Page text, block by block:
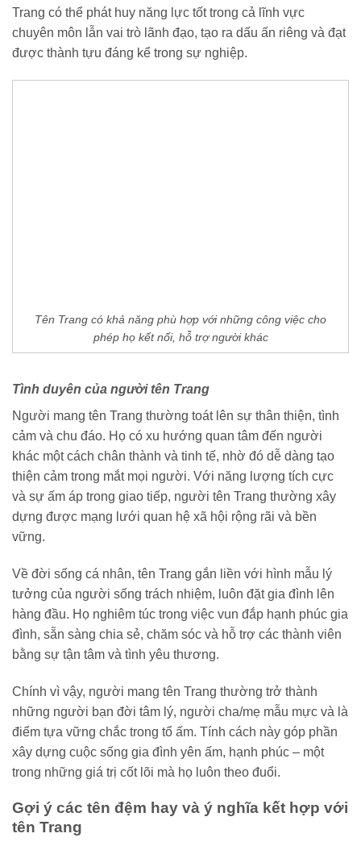
Trang có thể phát huy năng lực tốt trong cả lĩnh vực
chuyên môn lẫn vai trò lãnh đạo, tạo ra dấu ấn riêng và đạt
được thành tựu đáng kể trong sự nghiệp.
Tên Trang có khả năng phù hợp với những công việc cho
phép họ kết nối, hỗ trợ người khác
Tình duyên của người tên Trang
Người mang tên Trang thường toát lên sự thân thiện, tình
cảm và chu đáo. Họ có xu hướng quan tâm đến người
khác một cách chân thành và tinh tế, nhờ đó dễ dàng tạo
thiện cảm trong mắt mọi người. Với năng lượng tích cực
và sự ấm áp trong giao tiếp, người tên Trang thường xây
dựng được mạng lưới quan hệ xã hội rộng rãi và bền
vững.
Về đời sống cá nhân, tên Trang gắn liền với hình mẫu lý
tưởng của người sống trách nhiệm, luôn đặt gia đình lên
hàng đầu. Họ nghiêm túc trong việc vun đắp hạnh phúc gia
đình, sẵn sàng chia sẻ, chăm sóc và hỗ trợ các thành viên
bằng sự tận tâm và tình yêu thương.
Chính vì vậy, người mang tên Trang thường trở thành
những người bạn đời tâm lý, người cha/mẹ mẫu mực và là
điểm tựa vững chắc trong tổ ấm. Tính cách này góp phần
xây dựng cuộc sống gia đình yên ấm, hạnh phúc – một
trong những giá trị cốt lõi mà họ luôn theo đuổi.
Gợi ý các tên đệm hay và ý nghĩa kết hợp với
tên Trang